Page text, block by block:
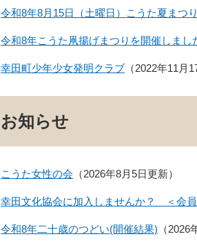
令和8年8月15日（土曜日）こうた夏まつ
令和8年こうた凧揚げまつりを開催しまし
幸田町少年少女発明クラブ 2022年11月
お知らせ
こうた女性の会 2026年8月5日更新
幸田文化協会に加入しませんか？ ＜会員
令和8年二十歳のつどい(開催結果) 2026